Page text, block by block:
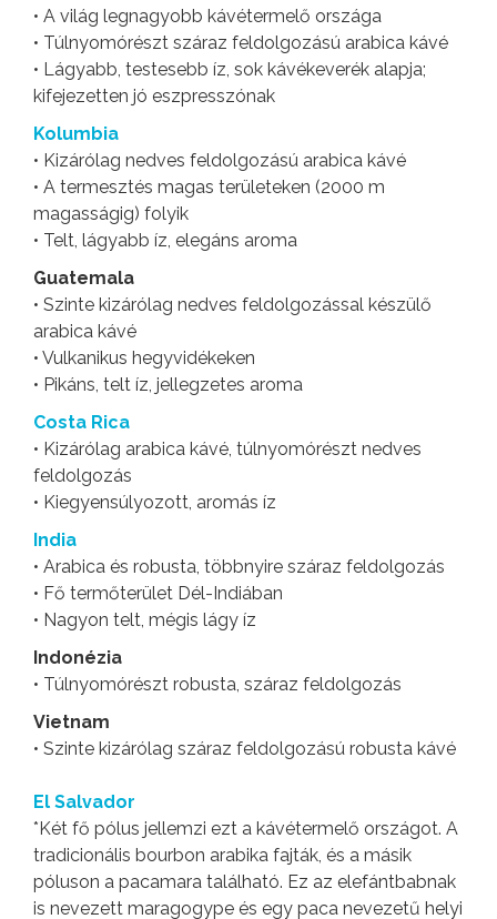
• A világ legnagyobb kávétermelő országa
• Túlnyomórészt száraz feldolgozású arabica kávé
• Lágyabb, testesebb íz, sok kávékeverék alapja;
kifejezetten jó eszpresszónak
Kolumbia
• Kizárólag nedves feldolgozású arabica kávé
• A termesztés magas területeken (2000 m
magasságig) folyik
• Telt, lágyabb íz, elegáns aroma
Guatemala
• Szinte kizárólag nedves feldolgozással készülő
arabica kávé
• Vulkanikus hegyvidékeken
• Pikáns, telt íz, jellegzetes aroma
Costa Rica
• Kizárólag arabica kávé, túlnyomórészt nedves
feldolgozás
• Kiegyensúlyozott, aromás íz
India
• Arabica és robusta, többnyire száraz feldolgozás
• Fő termőterület Dél-Indiában
• Nagyon telt, mégis lágy íz
Indonézia
• Túlnyomórészt robusta, száraz feldolgozás
Vietnam
• Szinte kizárólag száraz feldolgozású robusta kávé
El Salvador
*Két fő pólus jellemzi ezt a kávétermelő országot. A
tradicionális bourbon arabika fajták, és a másik
póluson a pacamara található. Ez az elefántbabnak
is nevezett maragogype és egy paca nevezetű helyi